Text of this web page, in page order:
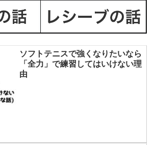
ソフトテニスで強くなりたいなら
「全力」で練習してはいけない理
由